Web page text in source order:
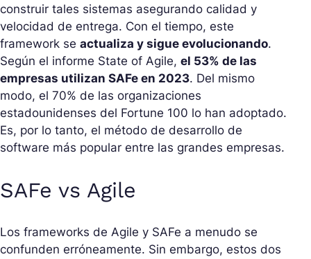
construir tales sistemas asegurando calidad y
velocidad de entrega. Con el tiempo, este
framework se actualiza y sigue evolucionando.
Según el informe State of Agile, el 53% de las
empresas utilizan SAFe en 2023. Del mismo
modo, el 70% de las organizaciones
estadounidenses del Fortune 100 lo han adoptado.
Es, por lo tanto, el método de desarrollo de
software más popular entre las grandes empresas.
SAFe vs Agile
Los frameworks de Agile y SAFe a menudo se
confunden erróneamente. Sin embargo, estos dos